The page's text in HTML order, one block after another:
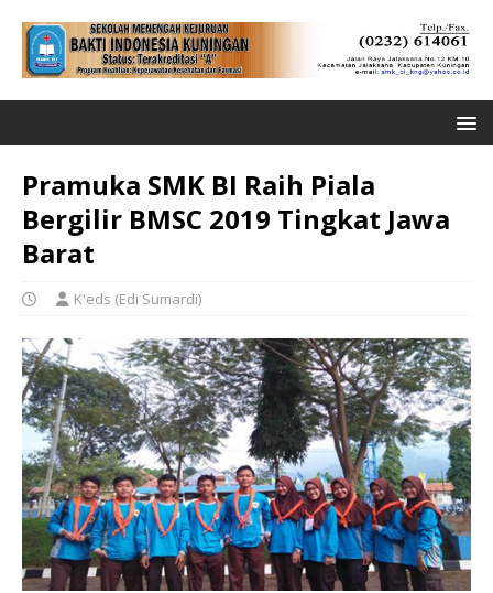
Pramuka SMK BI Raih Piala
Bergilir BMSC 2019 Tingkat Jawa
Barat
K'eds (Edi Sumardi)